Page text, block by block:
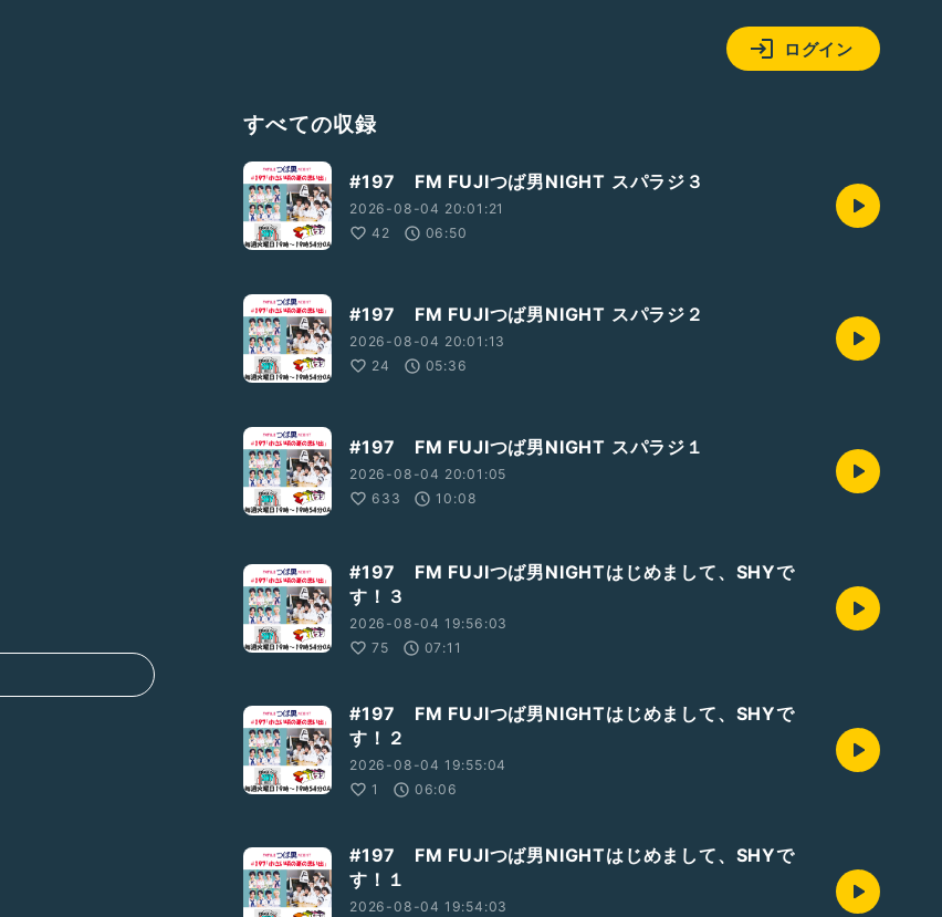
ログイン
すべての収録
#197 FM FUJIつば男NIGHT スパラジ３
2026-08-04 20:01:21
42
06:50
#197 FM FUJIつば男NIGHT スパラジ２
2026-08-04 20:01:13
24
05:36
#197 FM FUJIつば男NIGHT スパラジ１
2026-08-04 20:01:05
633
10:08
#197 FM FUJIつば男NIGHTはじめまして、SHYで
す！３
2026-08-04 19:56:03
75
07:11
#197 FM FUJIつば男NIGHTはじめまして、SHYで
す！２
2026-08-04 19:55:04
1
06:06
#197 FM FUJIつば男NIGHTはじめまして、SHYで
す！１
2026-08-04 19:54:03